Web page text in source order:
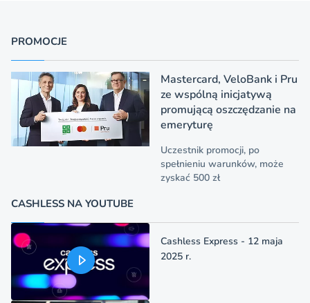
PROMOCJE
Mastercard, VeloBank i Pru
ze wspólną inicjatywą
promującą oszczędzanie na
emeryturę
Uczestnik promocji, po
spełnieniu warunków, może
zyskać 500 zł
CASHLESS NA YOUTUBE
Cashless Express - 12 maja
2025 r.